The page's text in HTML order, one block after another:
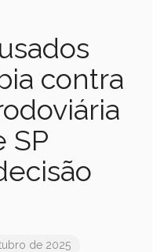
contra
SP
de 2025